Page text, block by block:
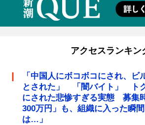
アクセスランキン
「中国人にボコボコにされ、ビ
とされた」 「闇バイト」 ト
にされた悲惨すぎる実態 募集
300万円」も、組織に入った瞬
は…」